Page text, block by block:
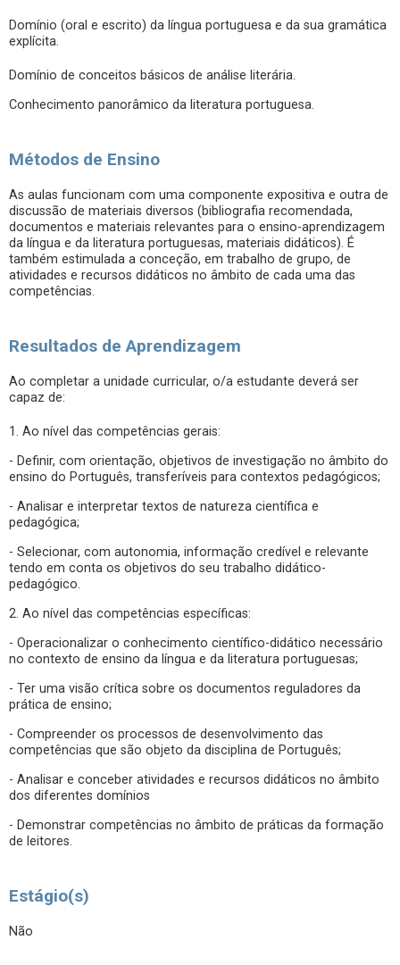
Domínio (oral e escrito) da língua portuguesa e da sua gramática
explícita.
Domínio de conceitos básicos de análise literária.
Conhecimento panorâmico da literatura portuguesa.
Métodos de Ensino
As aulas funcionam com uma componente expositiva e outra de
discussão de materiais diversos (bibliografia recomendada,
documentos e materiais relevantes para o ensino-aprendizagem
da língua e da literatura portuguesas, materiais didáticos). É
também estimulada a conceção, em trabalho de grupo, de
atividades e recursos didáticos no âmbito de cada uma das
competências.
Resultados de Aprendizagem
Ao completar a unidade curricular, o/a estudante deverá ser
capaz de:
1. Ao nível das competências gerais:
- Definir, com orientação, objetivos de investigação no âmbito do
ensino do Português, transferíveis para contextos pedagógicos;
- Analisar e interpretar textos de natureza científica e
pedagógica;
- Selecionar, com autonomia, informação credível e relevante
tendo em conta os objetivos do seu trabalho didático-
pedagógico.
2. Ao nível das competências específicas:
- Operacionalizar o conhecimento científico-didático necessário
no contexto de ensino da língua e da literatura portuguesas;
- Ter uma visão crítica sobre os documentos reguladores da
prática de ensino;
- Compreender os processos de desenvolvimento das
competências que são objeto da disciplina de Português;
- Analisar e conceber atividades e recursos didáticos no âmbito
dos diferentes domínios
- Demonstrar competências no âmbito de práticas da formação
de leitores.
Estágio(s)
Não